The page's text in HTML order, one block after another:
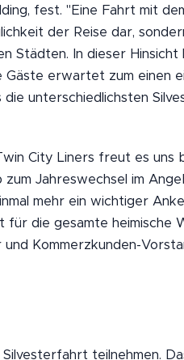
fest. "Eine Fahrt mit
der Reise dar,
Städten. In dieser
Gäste erwartet zum einen
unterschiedlichsten
City Liners freut es uns
Jahreswechsel im
mehr ein wichtiger
die gesamte heimische
Kommerzkunden-
teilnehmen.